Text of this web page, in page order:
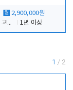
월 2,900,000원
객실판매 및 고객응대
1년 이상
1 / 2